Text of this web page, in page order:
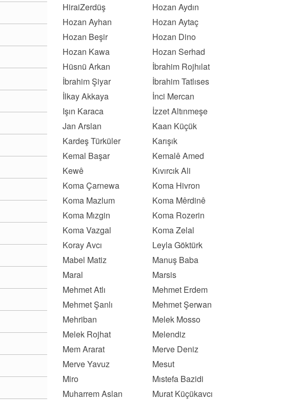
HiraiZerdüş
Hozan Aydın
Hozan Ayhan
Hozan Aytaç
Hozan Beşir
Hozan Dino
Hozan Kawa
Hozan Serhad
Hüsnü Arkan
İbrahim Rojhılat
İbrahim Şiyar
İbrahim Tatlıses
İlkay Akkaya
İnci Mercan
Işın Karaca
İzzet Altınmeşe
Jan Arslan
Kaan Küçük
Kardeş Türküler
Karışık
Kemal Başar
Kemalê Amed
Kewê
Kıvırcık Ali
Koma Çarnewa
Koma Hivron
Koma Mazlum
Koma Mêrdinê
Koma Mızgin
Koma Rozerin
Koma Vazgal
Koma Zelal
Koray Avcı
Leyla Göktürk
Mabel Matiz
Manuş Baba
Maral
Marsis
Mehmet Atlı
Mehmet Erdem
Mehmet Şanlı
Mehmet Şerwan
Mehriban
Melek Mosso
Melek Rojhat
Melendiz
Mem Ararat
Merve Deniz
Merve Yavuz
Mesut
Miro
Mıstefa Bazidi
Muharrem Aslan
Murat Küçükavcı